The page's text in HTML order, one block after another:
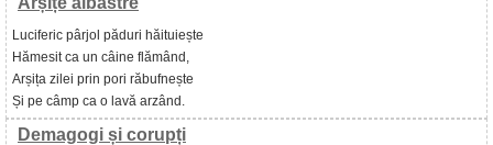
Luciferic pârjol păduri hăituiește
Hămesit ca un câine flămând,
Arșița zilei prin pori răbufnește
Și pe câmp ca o lavă arzând.
Demagogi și corupți